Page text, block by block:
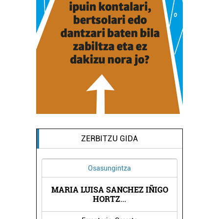
ZERBITZU GIDA
Osasungintza
MARIA LUISA SANCHEZ IÑIGO
HORTZ...